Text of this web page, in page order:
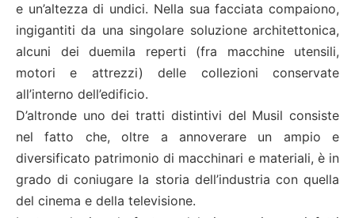
e un’altezza di undici. Nella sua facciata compaiono,
ingigantiti da una singolare soluzione architettonica,
alcuni dei duemila reperti (fra macchine utensili,
motori e attrezzi) delle collezioni conservate
all’interno dell’edificio.
D’altronde uno dei tratti distintivi del Musil consiste
nel fatto che, oltre a annoverare un ampio e
diversificato patrimonio di macchinari e materiali, è in
grado di coniugare la storia dell’industria con quella
del cinema e della televisione.